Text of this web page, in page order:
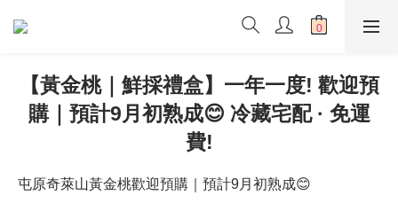
【黃金桃｜鮮採禮盒】一年一度! 歡迎預
購｜預計9月初熟成😊 冷藏宅配 · 免運
費!
屯原奇萊山黃金桃歡迎預購｜預計9月初熟成😊